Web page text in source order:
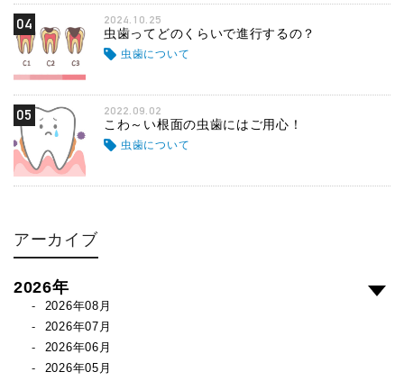
04 2024.10.25
虫歯ってどのくらいで進行するの？
虫歯について
05 2022.09.02
こわ～い根面の虫歯にはご用心！
虫歯について
アーカイブ
2026年
2026年08月
2026年07月
2026年06月
2026年05月